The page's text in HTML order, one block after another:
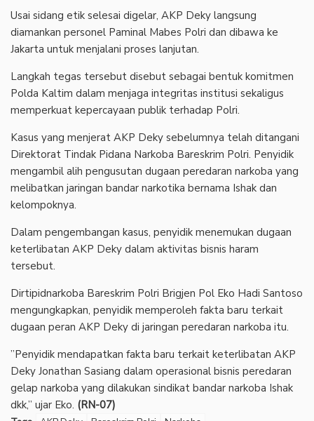
‎Usai sidang etik selesai digelar, AKP Deky langsung
diamankan personel Paminal Mabes Polri dan dibawa ke
Jakarta untuk menjalani proses lanjutan.
‎Langkah tegas tersebut disebut sebagai bentuk komitmen
Polda Kaltim dalam menjaga integritas institusi sekaligus
memperkuat kepercayaan publik terhadap Polri.
‎Kasus yang menjerat AKP Deky sebelumnya telah ditangani
Direktorat Tindak Pidana Narkoba Bareskrim Polri. Penyidik
mengambil alih pengusutan dugaan peredaran narkoba yang
melibatkan jaringan bandar narkotika bernama Ishak dan
kelompoknya.
‎Dalam pengembangan kasus, penyidik menemukan dugaan
keterlibatan AKP Deky dalam aktivitas bisnis haram
tersebut.
‎Dirtipidnarkoba Bareskrim Polri Brigjen Pol Eko Hadi Santoso
mengungkapkan, penyidik memperoleh fakta baru terkait
dugaan peran AKP Deky di jaringan peredaran narkoba itu.
‎”Penyidik mendapatkan fakta baru terkait keterlibatan AKP
Deky Jonathan Sasiang dalam operasional bisnis peredaran
gelap narkoba yang dilakukan sindikat bandar narkoba Ishak
dkk,” ujar Eko. (RN-07)